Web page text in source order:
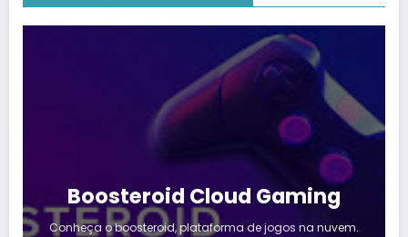
Boosteroid Cloud Gaming
Conheça o boosteroid, plataforma de jogos na nuvem.